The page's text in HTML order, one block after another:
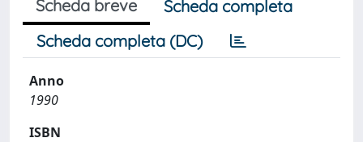
Scheda breve
Scheda completa
Scheda completa (DC)
Anno
1990
ISBN